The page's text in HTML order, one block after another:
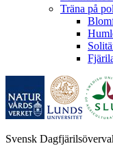
Träna på
Svensk